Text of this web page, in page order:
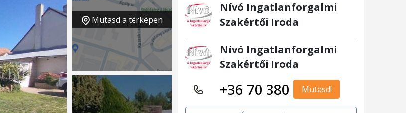
Mutasd a térképen
Nívó Ingatlanforgalmi
Szakértői Iroda
Nívó Ingatlanforgalmi
Szakértői Iroda
+36 70 380 Mutasd!